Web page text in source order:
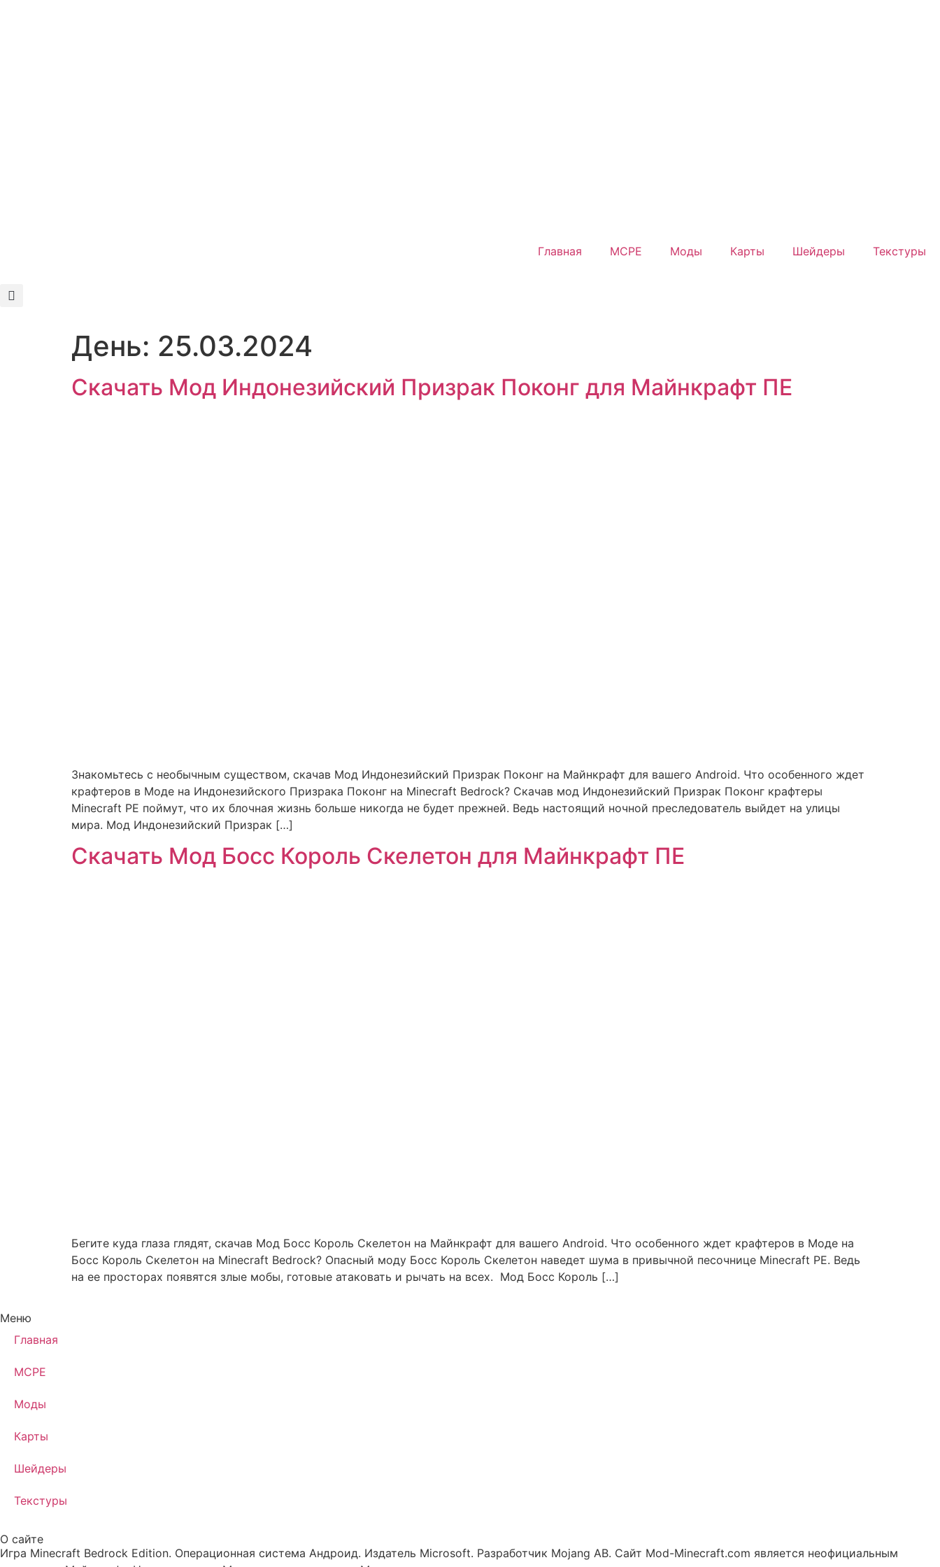
Главная MCPE Моды Карты Шейдеры Текстуры
День: 25.03.2024
Скачать Мод Индонезийский Призрак Поконг для Майнкрафт ПЕ
Знакомьтесь с необычным существом, скачав Мод Индонезийский Призрак Поконг на Майнкрафт для вашего Android. Что особенного ждет
крафтеров в Моде на Индонезийского Призрака Поконг на Minecraft Bedrock? Скачав мод Индонезийский Призрак Поконг крафтеры
Minecraft PE поймут, что их блочная жизнь больше никогда не будет прежней. Ведь настоящий ночной преследователь выйдет на улицы
мира. Мод Индонезийский Призрак […]
Скачать Мод Босс Король Скелетон для Майнкрафт ПЕ
Бегите куда глаза глядят, скачав Мод Босс Король Скелетон на Майнкрафт для вашего Android. Что особенного ждет крафтеров в Моде на
Босс Король Скелетон на Minecraft Bedrock? Опасный моду Босс Король Скелетон наведет шума в привычной песочнице Minecraft PE. Ведь
на ее просторах появятся злые мобы, готовые атаковать и рычать на всех. Мод Босс Король […]
Меню
Главная
MCPE
Моды
Карты
Шейдеры
Текстуры
О сайте
Игра Minecraft Bedrock Edition. Операционная система Андроид. Издатель Microsoft. Разработчик Mojang AB. Сайт Mod-Minecraft.com является неофициальным